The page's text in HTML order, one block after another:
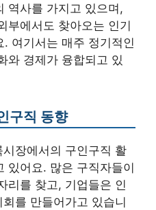
역사를 가지고 있으며,
부에서도 찾아오는 인기
여기서는 매주 정기적인
와 경제가 융합되고 있
구직 동향
장에서의 구인구직 활
있어요. 많은 구직자들이
리를 찾고, 기업들은 인
를 만들어가고 있습니